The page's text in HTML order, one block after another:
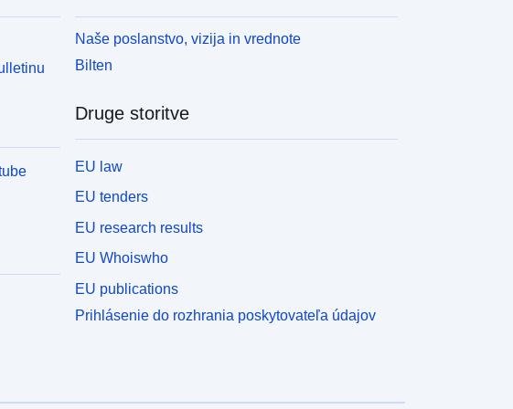
Naše poslanstvo, vizija in vrednote
Bilten
Druge storitve
EU law
EU tenders
EU research results
EU Whoiswho
EU publications
Prihlásenie do rozhrania poskytovateľa údajov